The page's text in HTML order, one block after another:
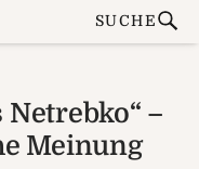
SUCHE
–
Meinung